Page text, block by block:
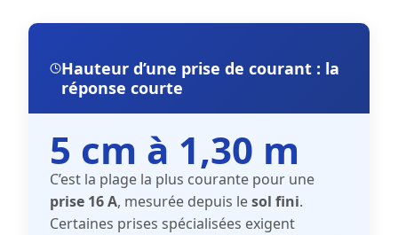
Hauteur d’une prise de courant : la
réponse courte
5 cm à 1,30 m
C’est la plage la plus courante pour une
prise 16 A, mesurée depuis lesol fini.
Certaines prises spécialisées exigent